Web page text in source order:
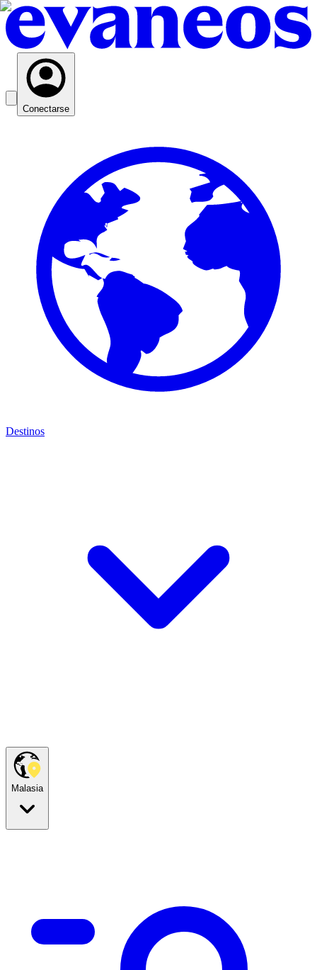
Conectarse
Destinos
Malasia